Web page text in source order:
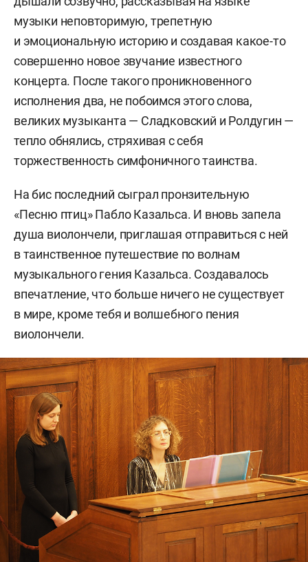
музыки неповторимую, трепетную
и эмоциональную историю и создавая какое-то
совершенно новое звучание известного
концерта. После такого проникновенного
исполнения два, не побоимся этого слова,
великих музыканта — Сладковский и Ролдугин —
тепло обнялись, стряхивая с себя
торжественность симфоничного таинства.
На бис последний сыграл пронзительную
«Песню птиц» Пабло Казальса. И вновь запела
душа виолончели, приглашая отправиться с ней
в таинственное путешествие по волнам
музыкального гения Казальса. Создавалось
впечатление, что больше ничего не существует
в мире, кроме тебя и волшебного пения
виолончели.